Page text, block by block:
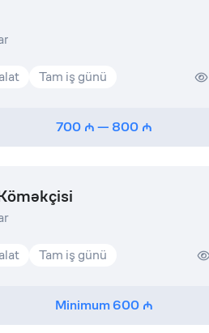
Tam iş günü
700 — 800
Tam iş günü
Minimum600